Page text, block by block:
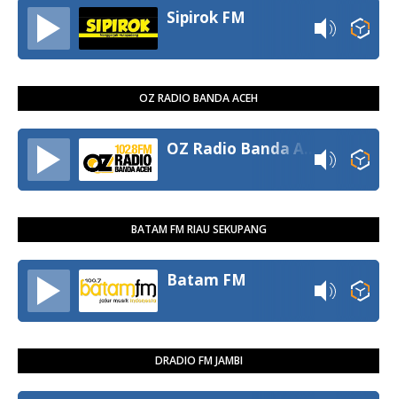
Sipirok FM
OZ RADIO BANDA ACEH
BATAM FM RIAU SEKUPANG
Batam FM
DRADIO FM JAMBI